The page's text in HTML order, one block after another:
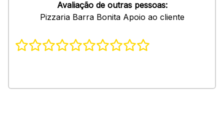
Avaliação de outras pessoas:
Pizzaria Barra Bonita Apoio ao cliente